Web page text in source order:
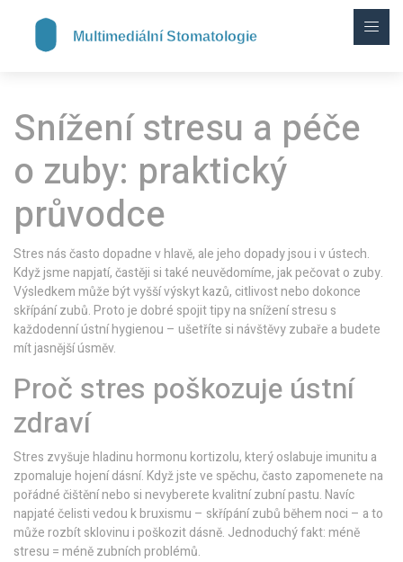
Snížení stresu a péče
o zuby: praktický
průvodce
Stres nás často dopadne v hlavě, ale jeho dopady jsou i v ústech.
Když jsme napjatí, častěji si také neuvědomíme, jak pečovat o zuby.
Výsledkem může být vyšší výskyt kazů, citlivost nebo dokonce
skřípání zubů. Proto je dobré spojit tipy na snížení stresu s
každodenní ústní hygienou – ušetříte si návštěvy zubaře a budete
mít jasnější úsměv.
Proč stres poškozuje ústní
zdraví
Stres zvyšuje hladinu hormonu kortizolu, který oslabuje imunitu a
zpomaluje hojení dásní. Když jste ve spěchu, často zapomenete na
pořádné čištění nebo si nevyberete kvalitní zubní pastu. Navíc
napjaté čelisti vedou k bruxismu – skřípání zubů během noci – a to
může rozbít sklovinu i poškozit dásně. Jednoduchý fakt: méně
stresu = méně zubních problémů.